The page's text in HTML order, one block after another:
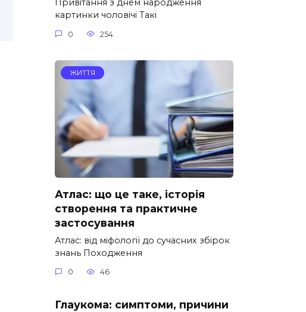
Привітання з днем народження
картинки чоловічі Такі
0 254
ЖИТТЯ
Атлас: що це таке, історія
створення та практичне
застосування
Атлас: від міфології до сучасних збірок
знань Походження
0 46
Глаукома: симптоми, причини